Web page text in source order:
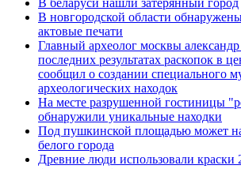
В беларуси нашли затерянный город
В новгородской области
актовые печати
Главный археолог москвы александр
последних результатах раскопок в
сообщил о создании специального
археологических находок
На месте разрушенной гостиницы
обнаружили уникальные находки
Под пушкинской площадью может
белого города
Древние люди использовали краски